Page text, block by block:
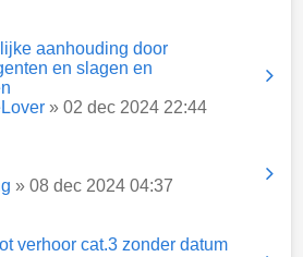
aanhouding door
en slagen en
» 02 dec 2024 22:44
» 08 dec 2024 04:37
verhoor cat.3 zonder datum